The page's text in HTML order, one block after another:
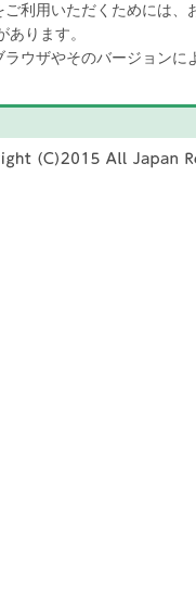
ご利用いただくためには
あります。
ラウザやそのバージョン